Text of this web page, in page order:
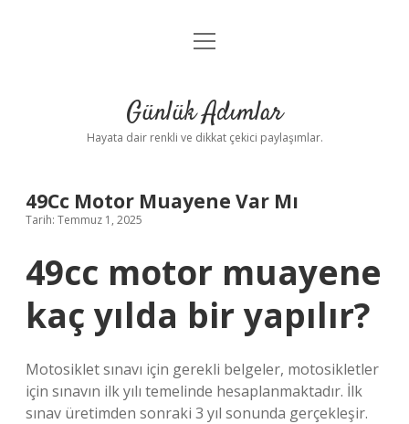
Anasayfa
Yasal Uyarı
menüyü
Günlük Adımlar
Hayata dair renkli ve dikkat çekici paylaşımlar.
49Cc Motor Muayene Var Mı
Tarih: Temmuz 1, 2025
49cc motor muayene
kaç yılda bir yapılır?
Motosiklet sınavı için gerekli belgeler, motosikletler
için sınavın ilk yılı temelinde hesaplanmaktadır. İlk
sınav üretimden sonraki 3 yıl sonunda gerçekleşir.